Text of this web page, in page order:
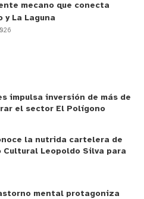
mecano que conecta
y La Laguna
impulsa inversión de más de
el sector El Polígono
la nutrida cartelera de
Leopoldo Silva para
mental protagoniza